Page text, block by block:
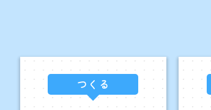
つくる